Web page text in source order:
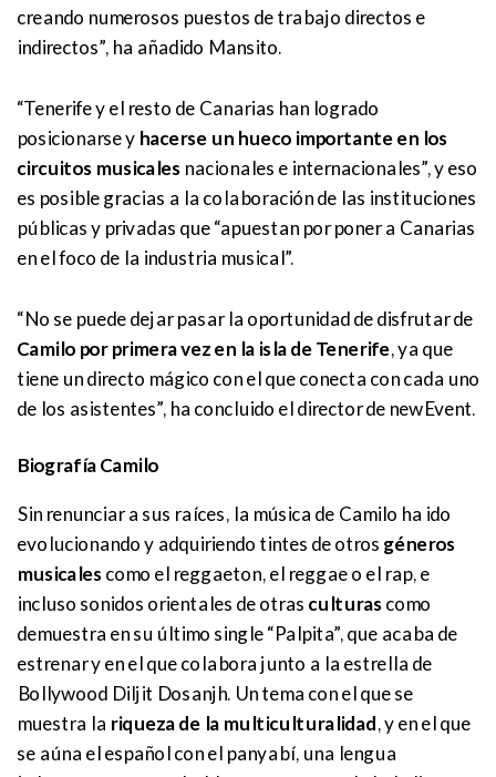
creando numerosos puestos de trabajo directos e
indirectos”, ha añadido Mansito.
“Tenerife y el resto de Canarias han logrado
posicionarse y hacerse un hueco importante en los
circuitos musicales nacionales e internacionales”, y eso
es posible gracias a la colaboración de las instituciones
públicas y privadas que “apuestan por poner a Canarias
en el foco de la industria musical”.
“No se puede dejar pasar la oportunidad de disfrutar de
Camilo por primera vez en la isla de Tenerife, ya que
tiene un directo mágico con el que conecta con cada uno
de los asistentes”, ha concluido el director de newEvent.
Biografía Camilo
Sin renunciar a sus raíces, la música de Camilo ha ido
evolucionando y adquiriendo tintes de otros géneros
musicalescomo el reggaeton, el reggae o el rap, e
incluso sonidos orientales de otras culturascomo
demuestra en su último single “Palpita”, que acaba de
estrenar y en el que colabora junto a la estrella de
Bollywood Diljit Dosanjh. Un tema con el que se
muestra la riqueza de la multiculturalidad, y en el que
se aúna el español con el panyabí, una lengua